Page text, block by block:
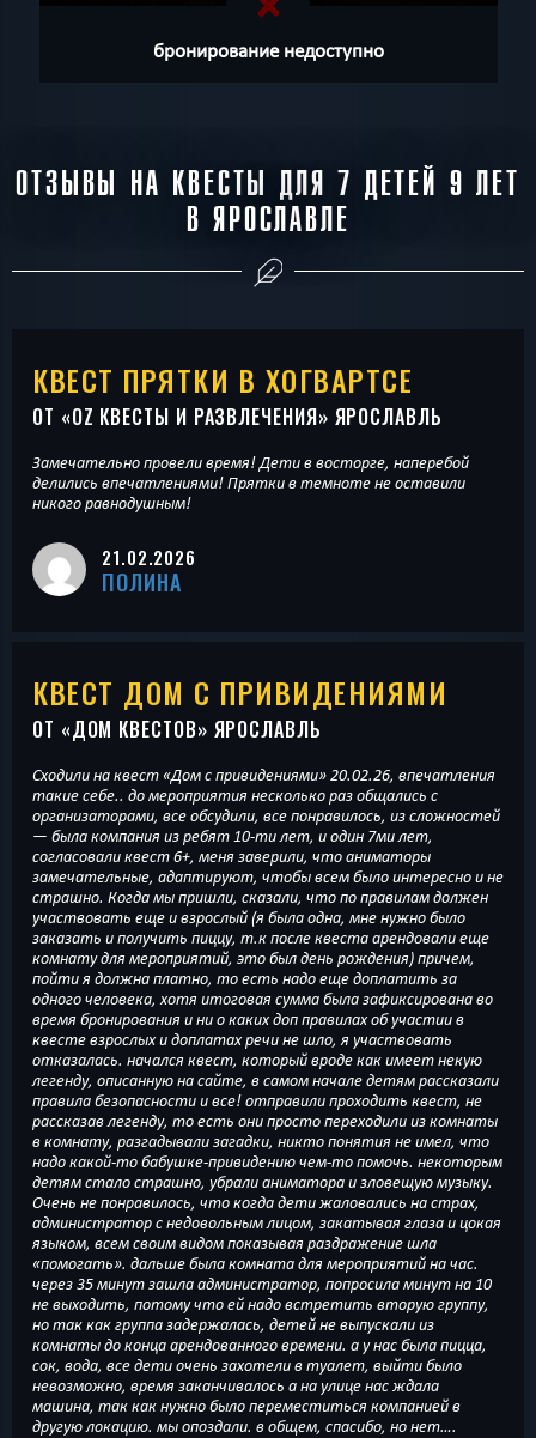
бронирование недоступно
ОТЗЫВЫ НА КВЕСТЫ ДЛЯ 7 ДЕТЕЙ 9 ЛЕТ
В ЯРОСЛАВЛЕ
КВЕСТ ПРЯТКИ В ХОГВАРТСЕ
ОТ «OZ КВЕСТЫ И РАЗВЛЕЧЕНИЯ» ЯРОСЛАВЛЬ
Замечательно провели время! Дети в восторге, наперебой
делились впечатлениями! Прятки в темноте не оставили
никого равнодушным!
21.02.2026
ПОЛИНА
КВЕСТ ДОМ С ПРИВИДЕНИЯМИ
ОТ «ДОМ КВЕСТОВ» ЯРОСЛАВЛЬ
Сходили на квест «Дом с привидениями» 20.02.26, впечатления
такие себе.. до мероприятия несколько раз общались с
организаторами, все обсудили, все понравилось, из сложностей
— была компания из ребят 10-ти лет, и один 7ми лет,
согласовали квест 6+, меня заверили, что аниматоры
замечательные, адаптируют, чтобы всем было интересно и не
страшно. Когда мы пришли, сказали, что по правилам должен
участвовать еще и взрослый (я была одна, мне нужно было
заказать и получить пиццу, т.к после квеста арендовали еще
комнату для мероприятий, это был день рождения) причем,
пойти я должна платно, то есть надо еще доплатить за
одного человека, хотя итоговая сумма была зафиксирована во
время бронирования и ни о каких доп правилах об участии в
квесте взрослых и доплатах речи не шло, я участвовать
отказалась. начался квест, который вроде как имеет некую
легенду, описанную на сайте, в самом начале детям рассказали
правила безопасности и все! отправили проходить квест, не
рассказав легенду, то есть они просто переходили из комнаты
в комнату, разгадывали загадки, никто понятия не имел, что
надо какой-то бабушке-привидению чем-то помочь. некоторым
детям стало страшно, убрали аниматора и зловещую музыку.
Очень не понравилось, что когда дети жаловались на страх,
администратор с недовольным лицом, закатывая глаза и цокая
языком, всем своим видом показывая раздражение шла
«помогать». дальше была комната для мероприятий на час.
через 35 минут зашла администратор, попросила минут на 10
не выходить, потому что ей надо встретить вторую группу,
но так как группа задержалась, детей не выпускали из
комнаты до конца арендованного времени. а у нас была пицца,
сок, вода, все дети очень захотели в туалет, выйти было
невозможно, время заканчивалось а на улице нас ждала
машина, так как нужно было переместиться компанией в
другую локацию. мы опоздали. в общем, спасибо, но нет….